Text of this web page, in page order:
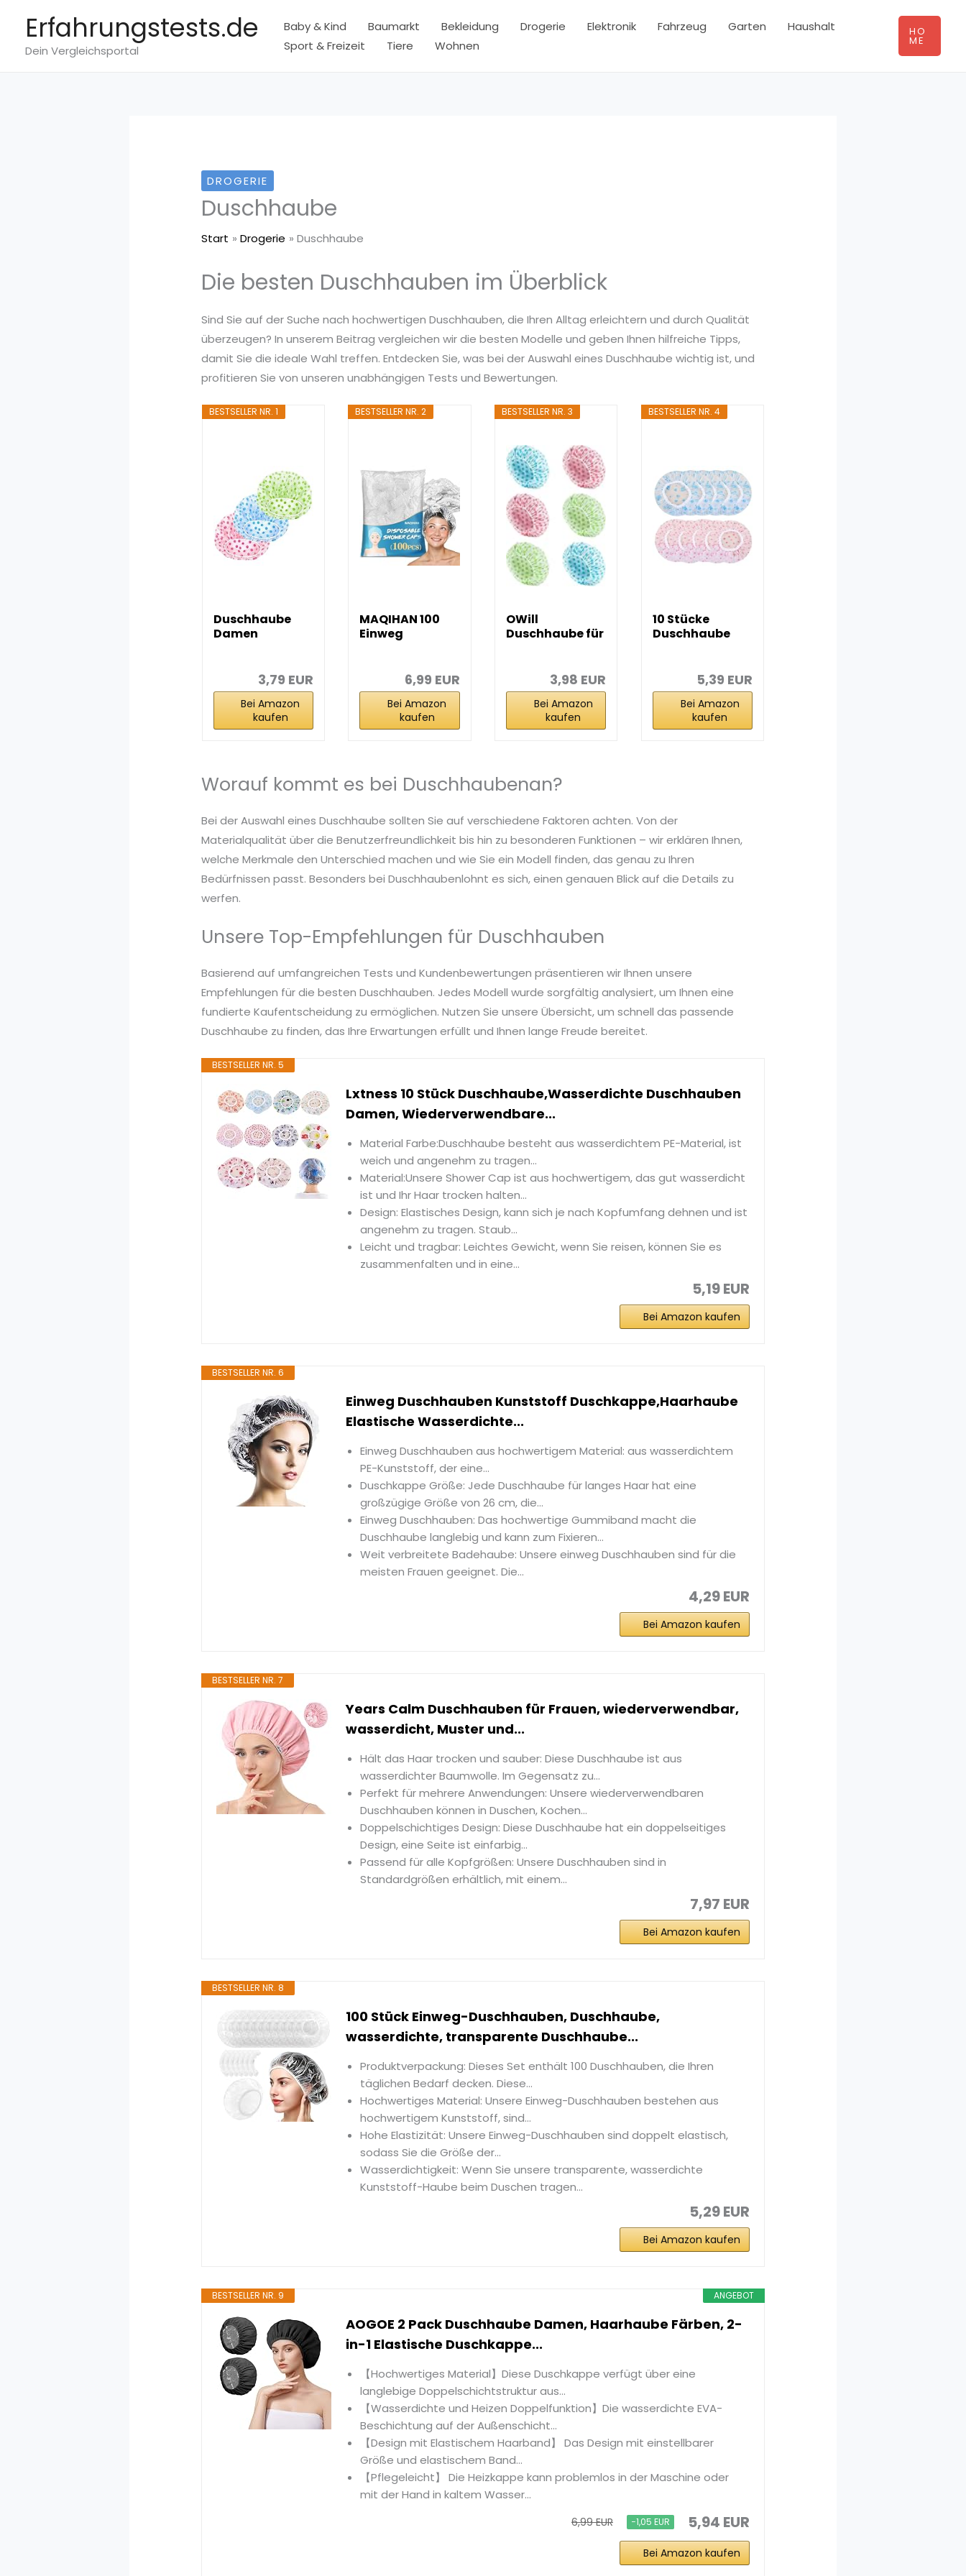
springen
Erfahrungstests.de
Dein Vergleichsportal
Baby & Kind Baumarkt Bekleidung Drogerie Elektronik Fahrzeug Garten
Haushalt
Sport & Freizeit
Tiere Wohnen
HO
ME
DROGERIE
Duschhaube
Start Drogerie Duschhaube
Die besten Duschhauben im Überblick
Sind Sie auf der Suche nach hochwertigen Duschhauben, die Ihren Alltag erleichtern und durch Qualität
überzeugen? In unserem Beitrag vergleichen wir die besten Modelle und geben Ihnen hilfreiche Tipps,
damit Sie die ideale Wahl treffen. Entdecken Sie, was bei der Auswahl eines Duschhaube wichtig ist, und
profitieren Sie von unseren unabhängigen Tests und Bewertungen.
BESTSELLER NR. 1
Duschhaube
Damen
3,79 EUR
Bei Amazon
kaufen
BESTSELLER NR. 2
MAQIHAN 100
Einweg
6,99 EUR
Bei Amazon
kaufen
BESTSELLER NR. 3
OWill
Duschhaube für
3,98 EUR
Bei Amazon
kaufen
BESTSELLER NR. 4
10 Stücke
Duschhaube
Duschkappe...
5,39 EUR
Bei Amazon
kaufen
Worauf kommt es bei Duschhaubenan?
Bei der Auswahl eines Duschhaube sollten Sie auf verschiedene Faktoren achten. Von der
Materialqualität über die Benutzerfreundlichkeit bis hin zu besonderen Funktionen – wir erklären Ihnen,
welche Merkmale den Unterschied machen und wie Sie ein Modell finden, das genau zu Ihren
Bedürfnissen passt. Besonders bei Duschhaubenlohnt es sich, einen genauen Blick auf die Details zu
werfen.
Unsere Top-Empfehlungen für Duschhauben
Basierend auf umfangreichen Tests und Kundenbewertungen präsentieren wir Ihnen unsere
Empfehlungen für die besten Duschhauben. Jedes Modell wurde sorgfältig analysiert, um Ihnen eine
fundierte Kaufentscheidung zu ermöglichen. Nutzen Sie unsere Übersicht, um schnell das passende
Duschhaube zu finden, das Ihre Erwartungen erfüllt und Ihnen lange Freude bereitet.
BESTSELLER NR. 5
Lxtness 10 Stück Duschhaube,Wasserdichte Duschhauben
Damen, Wiederverwendbare...
Material Farbe:Duschhaube besteht aus wasserdichtem PE-Material, ist
weich und angenehm zu tragen...
Material:Unsere Shower Cap ist aus hochwertigem, das gut wasserdicht
ist und Ihr Haar trocken halten...
Design: Elastisches Design, kann sich je nach Kopfumfang dehnen und ist
angenehm zu tragen. Staub...
Leicht und tragbar: Leichtes Gewicht, wenn Sie reisen, können Sie es
zusammenfalten und in eine...
5,19 EUR
Bei Amazon kaufen
BESTSELLER NR. 6
Einweg Duschhauben Kunststoff Duschkappe,Haarhaube
Elastische Wasserdichte...
Einweg Duschhauben aus hochwertigem Material: aus wasserdichtem
PE-Kunststoff, der eine...
Duschkappe Größe: Jede Duschhaube für langes Haar hat eine
großzügige Größe von 26 cm, die...
Einweg Duschhauben: Das hochwertige Gummiband macht die
Duschhaube langlebig und kann zum Fixieren...
Weit verbreitete Badehaube: Unsere einweg Duschhauben sind für die
meisten Frauen geeignet. Die...
4,29 EUR
Bei Amazon kaufen
BESTSELLER NR. 7
Years Calm Duschhauben für Frauen, wiederverwendbar,
wasserdicht, Muster und...
Hält das Haar trocken und sauber: Diese Duschhaube ist aus
wasserdichter Baumwolle. Im Gegensatz zu...
Perfekt für mehrere Anwendungen: Unsere wiederverwendbaren
Duschhauben können in Duschen, Kochen...
Doppelschichtiges Design: Diese Duschhaube hat ein doppelseitiges
Design, eine Seite ist einfarbig...
Passend für alle Kopfgrößen: Unsere Duschhauben sind in
Standardgrößen erhältlich, mit einem...
7,97 EUR
Bei Amazon kaufen
BESTSELLER NR. 8
100 Stück Einweg-Duschhauben, Duschhaube,
wasserdichte, transparente Duschhaube...
Produktverpackung: Dieses Set enthält 100 Duschhauben, die Ihren
täglichen Bedarf decken. Diese...
Hochwertiges Material: Unsere Einweg-Duschhauben bestehen aus
hochwertigem Kunststoff, sind...
Hohe Elastizität: Unsere Einweg-Duschhauben sind doppelt elastisch,
sodass Sie die Größe der...
Wasserdichtigkeit: Wenn Sie unsere transparente, wasserdichte
Kunststoff-Haube beim Duschen tragen...
5,29 EUR
Bei Amazon kaufen
ANGEBOT
BESTSELLER NR. 9
AOGOE 2 Pack Duschhaube Damen, Haarhaube Färben, 2-
in-1 Elastische Duschkappe...
【Hochwertiges Material】Diese Duschkappe verfügt über eine
langlebige Doppelschichtstruktur aus...
【Wasserdichte und Heizen Doppelfunktion】Die wasserdichte EVA-
Beschichtung auf der Außenschicht...
【Design mit Elastischem Haarband】 Das Design mit einstellbarer
Größe und elastischem Band...
【Pflegeleicht】 Die Heizkappe kann problemlos in der Maschine oder
mit der Hand in kaltem Wasser...
6,99 EUR −1,05 EUR 5,94 EUR
Bei Amazon kaufen